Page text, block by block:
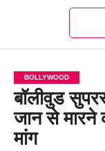
BOLLYWOOD
बॉलीवुड
जान से मारने
मांग